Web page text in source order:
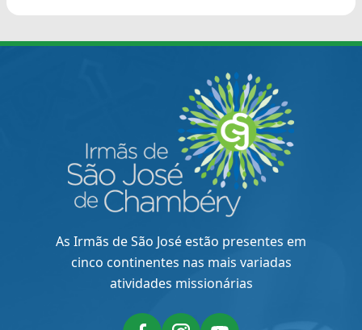
As Irmãs de São José estão presentes em
cinco continentes nas mais variadas
atividades missionárias